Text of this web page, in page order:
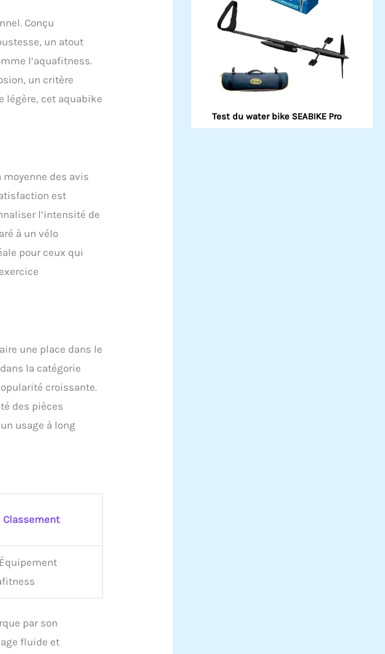
Conçu
un atout
l’aquafitness.
un critère
légère, cet aquabike
des avis
est
l’intensité de
à un vélo
pour ceux qui
une place dans le
la catégorie
croissante.
des pièces
usage à long
Classement
par son
fluide et
Test du water bike SEABIKE Pro